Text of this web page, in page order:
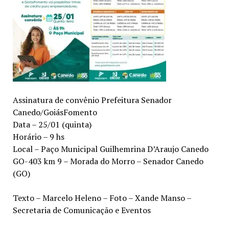
Assinatura de convênio Prefeitura Senador
Canedo/GoiásFomento
Data – 25/01 (quinta)
Horário – 9 hs
Local – Paço Municipal Guilhemrina D’Araujo Canedo
GO-403 km 9 – Morada do Morro – Senador Canedo
(GO)
Texto – Marcelo Heleno – Foto – Xande Manso –
Secretaria de Comunicação e Eventos